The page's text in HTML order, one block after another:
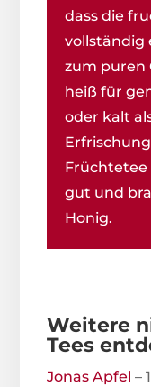
dass die
vollständig
zum puren
heiß für
oder kalt
Früchtetee
gut und
Honig.
Weitere
Tees
Jonas Apfel –